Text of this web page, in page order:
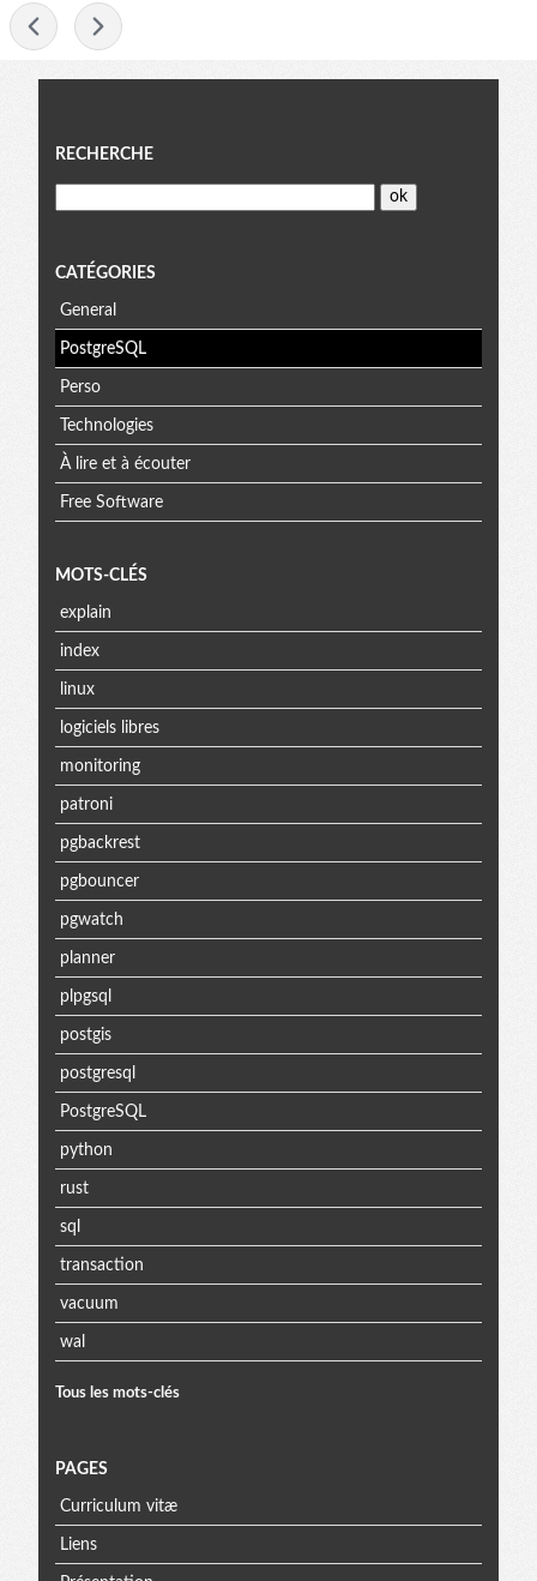
Menu
RECHERCHE
CATÉGORIES
General
PostgreSQL
Perso
Technologies
À lire et à écouter
Free Software
MOTS-CLÉS
explain
index
linux
logiciels libres
monitoring
patroni
pgbackrest
pgbouncer
pgwatch
planner
plpgsql
postgis
postgresql
PostgreSQL
python
rust
sql
transaction
vacuum
wal
Tous les mots-clés
PAGES
Curriculum vitæ
Liens